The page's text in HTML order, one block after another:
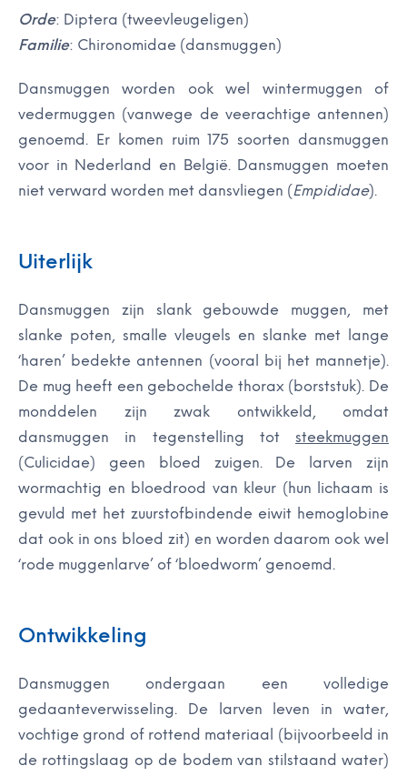
Orde: Diptera (tweevleugeligen)
Familie: Chironomidae (dansmuggen)
Dansmuggen worden ook wel wintermuggen of
vedermuggen (vanwege de veerachtige antennen)
genoemd. Er komen ruim 175 soorten dansmuggen
voor in Nederland en België. Dansmuggen moeten
niet verward worden met dansvliegen (Empididae).
Uiterlijk
Dansmuggen zijn slank gebouwde muggen, met
slanke poten, smalle vleugels en slanke met lange
‘haren’ bedekte antennen (vooral bij het mannetje).
De mug heeft een gebochelde thorax (borststuk). De
monddelen zijn zwak ontwikkeld, omdat
dansmuggen in tegenstelling tot steekmuggen
(Culicidae) geen bloed zuigen. De larven zijn
wormachtig en bloedrood van kleur (hun lichaam is
gevuld met het zuurstofbindende eiwit hemoglobine
dat ook in ons bloed zit) en worden daarom ook wel
‘rode muggenlarve’ of ‘bloedworm’ genoemd.
Ontwikkeling
Dansmuggen ondergaan een volledige
gedaanteverwisseling. De larven leven in water,
vochtige grond of rottend materiaal (bijvoorbeeld in
de rottingslaag op de bodem van stilstaand water)